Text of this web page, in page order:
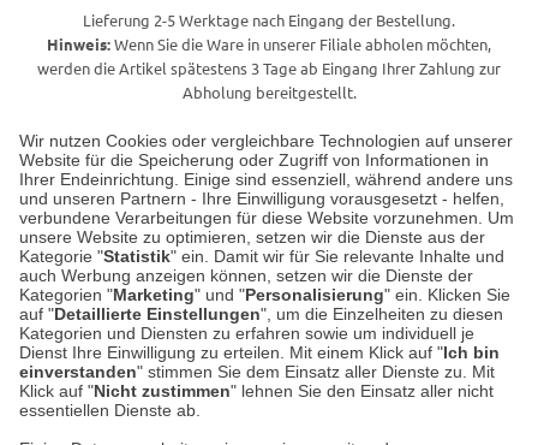
Wir nutzen Cookies oder vergleichbare Technologien auf unserer
Website für die Speicherung oder Zugriff von Informationen in
Ihrer Endeinrichtung. Einige sind essenziell, während andere uns
und unseren Partnern - Ihre Einwilligung vorausgesetzt - helfen,
verbundene Verarbeitungen für diese Website vorzunehmen. Um
unsere Website zu optimieren, setzen wir die Dienste aus der
Kategorie "Statistik" ein. Damit wir für Sie relevante Inhalte und
auch Werbung anzeigen können, setzen wir die Dienste der
Kategorien "Marketing" und "Personalisierung" ein. Klicken Sie
auf "Detaillierte Einstellungen", um die Einzelheiten zu diesen
Kategorien und Diensten zu erfahren sowie um individuell je
Dienst Ihre Einwilligung zu erteilen. Mit einem Klick auf "Ich bin
einverstanden" stimmen Sie dem Einsatz aller Dienste zu. Mit
Klick auf "Nicht zustimmen" lehnen Sie den Einsatz aller nicht
essentiellen Dienste ab.
Lieferung 2-5 Werktage nach Eingang der Bestellung.
Hinweis:Wenn Sie die Ware in unserer Filiale abholen möchten,
werden die Artikel spätestens 3 Tage ab Eingang Ihrer Zahlung zur
Abholung bereitgestellt.
Unser Geschäft in Meckenheim
Auf dem Steinbüchel 6
53340 Meckenheim
Montag bis Samstag 9:00 Uhr bis 18:00 Uhr
weitere Information
Hier finden Sie uns im Netz